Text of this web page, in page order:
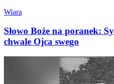
Wiara
Słowo Boże na poranek:
chwale Ojca swego